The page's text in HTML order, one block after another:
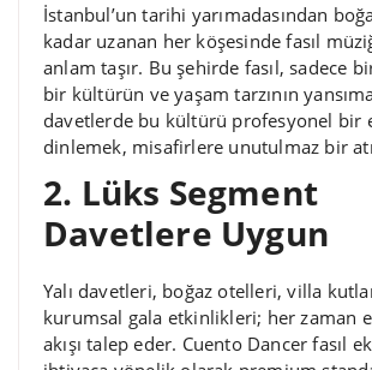
İstanbul’un tarihi yarımadasından
kadar uzanan her köşesinde fasıl
anlam taşır. Bu şehirde fasıl, sadece
bir kültürün ve yaşam tarzının
davetlerde bu kültürü profesyonel bir
dinlemek, misafirlere unutulmaz bir
2. Lüks Segment
Davetlere Uygun
Yalı davetleri, boğaz otelleri, villa
kurumsal gala etkinlikleri; her zaman
akışı talep eder. Cuento Dancer fasıl